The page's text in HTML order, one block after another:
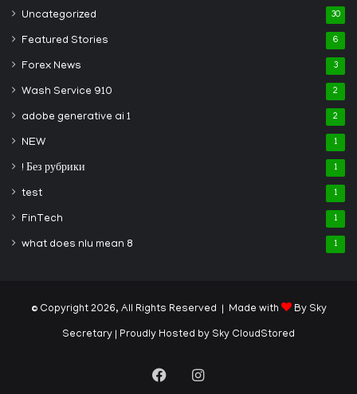
Uncategorized 30
Featured Stories 6
Forex News 3
Wash Service 910 2
adobe generative ai 1 2
NEW 1
! Без рубрики 1
test 1
FinTech 1
what does nlu mean 8 1
© Copyright 2026, All Rights Reserved | Made with By Sky
Secretary | Proudly Hosted by Sky CloudStored
FacebookInstagram